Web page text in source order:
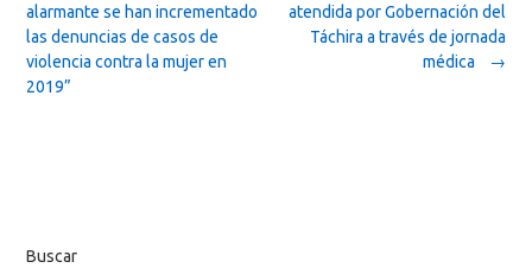
navigation
atendida por Gobernación del
Táchira a través de jornada
médica →
alarmante se han incrementado
las denuncias de casos de
violencia contra la mujer en
2019”
Buscar